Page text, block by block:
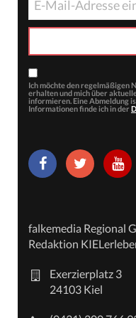
Ich möchte den regelmäßigen
erhalten und mich über
informieren. Eine Abmeldung
Informationen finde ich in der
falkemedia Regional
Redaktion
Exerzierplatz 3
24103 Kiel